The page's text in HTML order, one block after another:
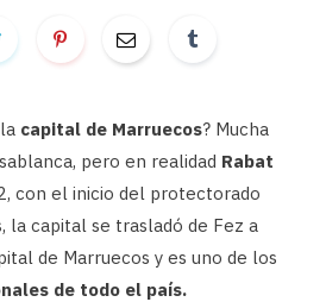
capital de Marruecos? Mucha
pero en realidad Rabat
con el inicio del protectorado
la capital se trasladó de Fez a
de Marruecos y es uno de los
de todo el país.